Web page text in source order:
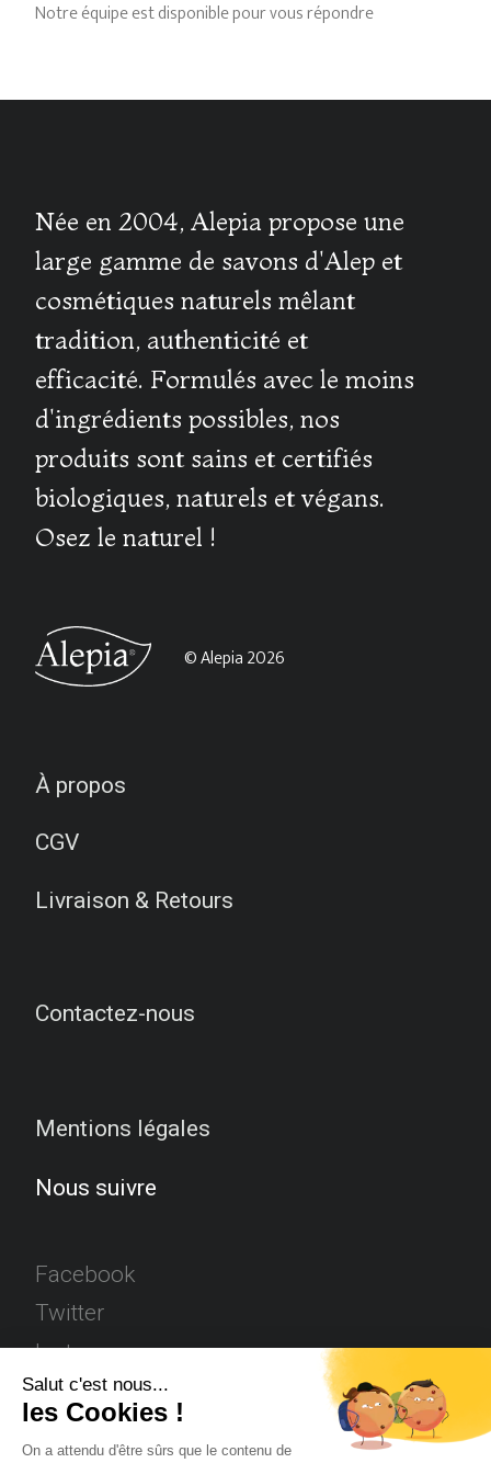
Notre équipe est disponible pour vous répondre
Née en 2004, Alepia propose une
large gamme de savons d'Alep et
cosmétiques naturels mêlant
tradition, authenticité et
efficacité. Formulés avec le moins
d'ingrédients possibles, nos
produits sont sains et certifiés
biologiques, naturels et végans.
Osez le naturel !
© Alepia 2026
À propos
CGV
Livraison & Retours
Contactez-nous
Mentions légales
Nous suivre
Facebook
Twitter
Instagram